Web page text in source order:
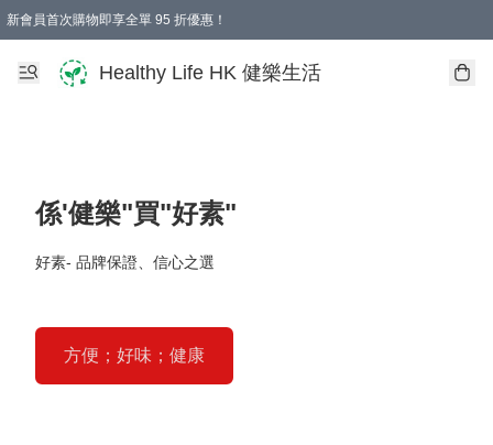
新會員首次購物即享全單 95 折優惠！
Healthy Life HK 健樂生活
係'健樂"買"好素"
好素- 品牌保證、信心之選
方便；好味；健康